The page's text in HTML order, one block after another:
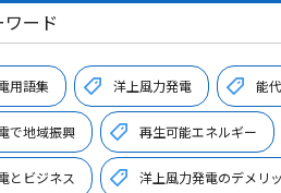
ード
用語集 洋上風力発電 能
で地域振興 再生可能エネルギー
とビジネス 洋上風力発電のデメリ